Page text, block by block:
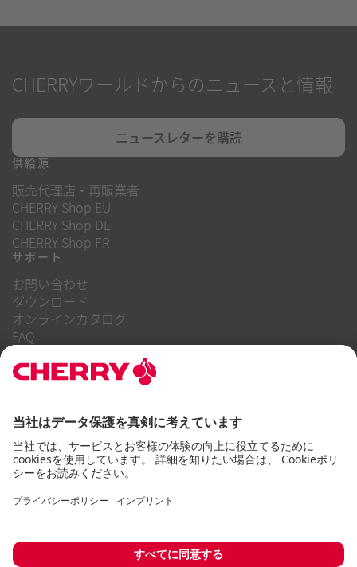
CHERRYワールドからのニュースと情報
ニュースレターを購読
供給源
販売代理店・再販業者
CHERRY Shop EU
CHERRY Shop DE
CHERRY Shop FR
サポート
お問い合わせ
ダウンロード
オンラインカタログ
FAQ
当社について
キャリア
内部告発制度
企業行動規範
アクセシビリティに関する声明利用規約使用上の注意
個人情報保護方針インプリント